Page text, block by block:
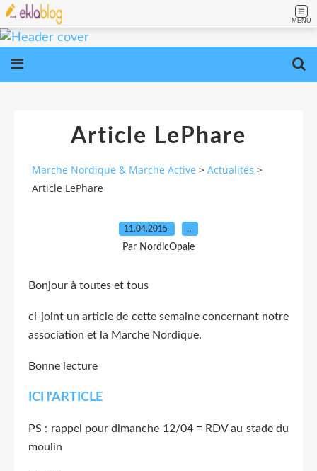
MENU
Article LePhare
Marche Nordique & Marche Active > Actualités >
Article LePhare
11.04.2015 …
Par NordicOpale
Bonjour à toutes et tous
ci-joint un article de cette semaine concernant notre
association et la Marche Nordique.
Bonne lecture
ICI l'ARTICLE
PS : rappel pour dimanche 12/04 = RDV au stade du
moulin